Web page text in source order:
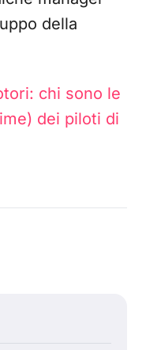
della
chi sono le
dei piloti di